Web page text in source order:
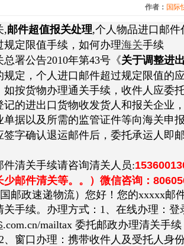
作者： 国际
,邮件超值报关处理,个人物品进口邮
规定限值手续，如何办理海关手续
署公告2010年第43号《关于调整进
规定，个人进口邮件超过规定限值的
如按货物办理通关手续，收件人应委
记的进出口货物收发货人和报关企业
单据以及所需的监管证件等向海关申
签字确认退运邮件后，委托承运人即
件清关手续请咨询清关人员:
少邮件清关等。。）微信咨询：
邮政速递物流）您好！您的xxxxx邮
关手续。办理方式：1、在线办理：登
.com.cn/mailtax 委托邮政办理清关手
、窗口办理：携带收件人及受托人身